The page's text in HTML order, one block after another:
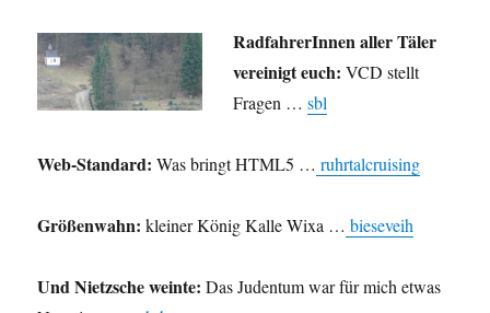
RadfahrerInnen aller Täler
vereinigt euch: VCD stellt
Fragen …sbl
Web-Standard: Was bringt HTML5 … ruhrtalcruising
Größenwahn: kleiner König Kalle Wixa … bieseveih
Und Nietzsche weinte: Das Judentum war für mich etwas